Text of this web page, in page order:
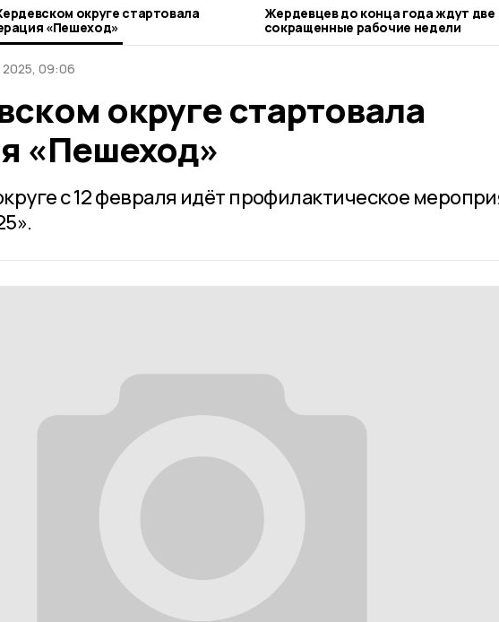
округе стартовала
«Пешеход»
Жердевцев до конца года ждут две
сокращенные рабочие недели
2025, 09:06
округе стартовала
«Пешеход»
с 12 февраля идёт профилактическое